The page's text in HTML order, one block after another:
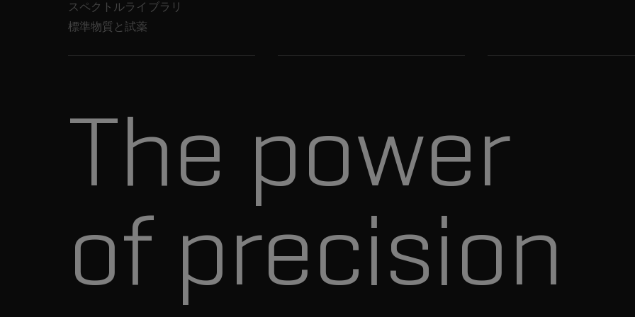
スペクトルライブラリ
標準物質と試薬
The power
of precision